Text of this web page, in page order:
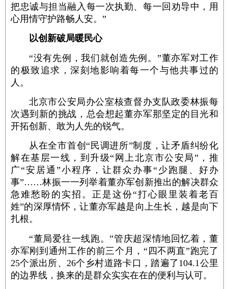
把忠诚与担当融入每一次执勤、每一回劝导中，用
心用情守护路畅人安。”
以创新破局暖民心
“没有先例，我们就创造先例。”董亦军对工作
的极致追求，深刻地影响着每一个与他共事过的
人。
北京市公安局办公室核查督办支队政委林振每
次遇到新的挑战，总会想起董亦军那坚定的目光和
开拓创新、敢为人先的锐气。
从在全市首创“民调进所”制度，让矛盾纠纷化
解在基层一线，到升级“网上北京市公安局”，推
广“安居通”小程序，让群众办事“少跑腿、好办
事”……林振一一列举着董亦军创新推出的解决群众
急难愁盼的实招。正是这份“打心眼里装着老百
姓”的深厚情怀，让董亦军越是向上生长，越是向下
扎根。
“董局爱往一线跑。”管庆超深情地回忆着，董
亦军刚到通州工作的前三个月，“四不两直”跑完了
25个派出所、26个乡村道路卡口，踏遍了104.1公里
的边界线，换来的是群众实实在在的便利与认可。